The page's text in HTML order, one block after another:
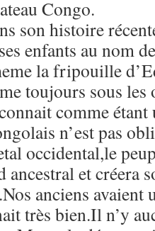
Congo.
son histoire
enfants au nom
la fripouille
toujours sous
comme
n’est pas
occidental,le
ancestral et créera
anciens avaient
très bien.Il n’y